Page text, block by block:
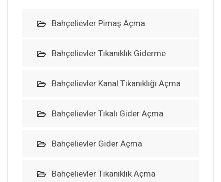
Bahçelievler Pimaş Açma
Bahçelievler Tıkanıklık Giderme
Bahçelievler Kanal Tıkanıklığı Açma
Bahçelievler Tıkalı Gider Açma
Bahçelievler Gider Açma
Bahçelievler Tıkanıklık Açma